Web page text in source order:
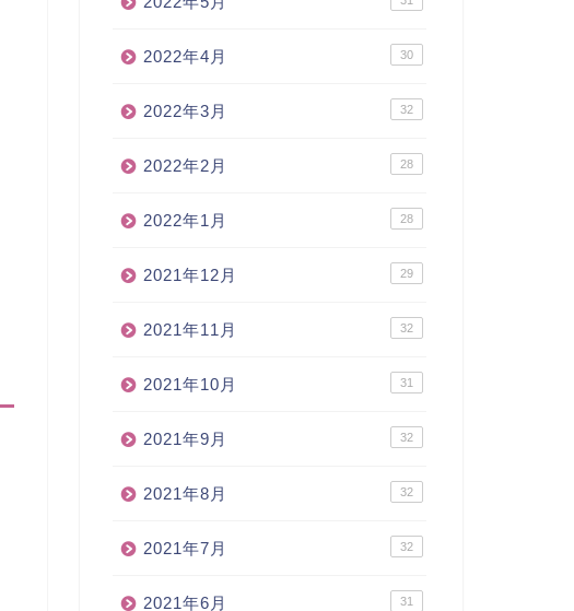
2022年4月 30
2022年3月 32
2022年2月 28
2022年1月 28
2021年12月 29
2021年11月 32
2021年10月 31
2021年9月 32
2021年8月 32
2021年7月 32
2021年6月 31